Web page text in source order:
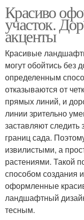
Красиво
участок.
акценты
Красивые
могут обойтись без
определенным
отказываются от
прямых линий, и
линии зрительно
заставляют следить
границ сада.
извилистыми, а
растениями. Такой
способом создания
оформленные
ландшафтный
тесным.